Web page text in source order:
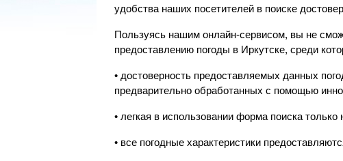
удобства наших посетителей в поиске
Пользуясь нашим онлайн-сервисом, вы не
предоставлению погоды в Иркутске, среди
• достоверность предоставляемых данных
предварительно обработанных с помощью
• легкая в использовании форма поиска
• все погодные характеристики